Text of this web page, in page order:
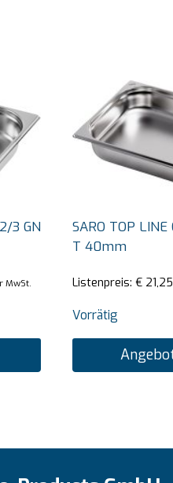
3 GN
MwSt.
SARO TOP
T 40mm
Listenpreis: € 21,25
Vorrätig